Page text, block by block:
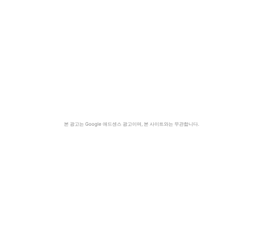
본 광고는 Google 애드센스 광고이며, 본 사이트와는 무관합니다.